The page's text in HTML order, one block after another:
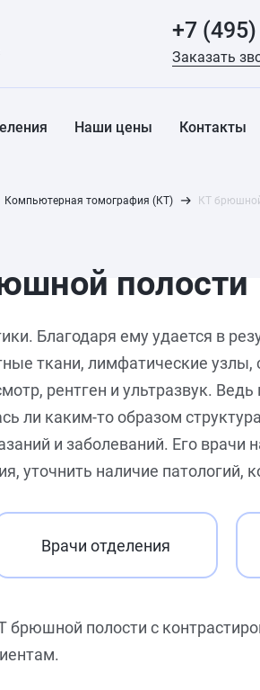
+7
Заказать
Наши цены Контакты
Компьютерная томография (КТ) КТ
полости
Благодаря ему удается в
ткани, лимфатические узлы,
рентген и ультразвук.
ли каким-то образом
и заболеваний. Его
уточнить наличие
Врачи отделения
полости с